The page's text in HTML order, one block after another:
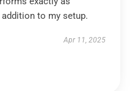
addition to my setup.
Apr 11, 2025